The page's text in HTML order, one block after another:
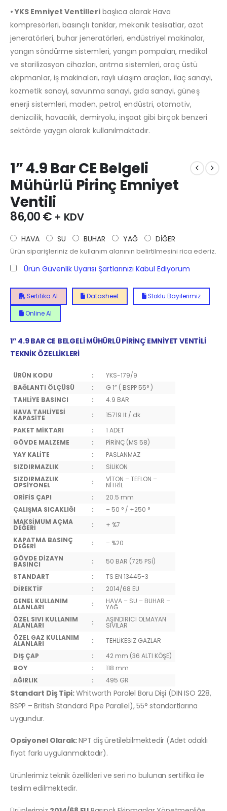
• YKS Emniyet Ventilleribaşlıca olarak Hava
kompresörleri, basınçlı tanklar, mekanik tesisatlar, azot
jeneratörleri, buhar jeneratörleri, endüstriyel makinalar,
yangın söndürme sistemleri, yangın pompaları, medikal
ve starilizasyon cihazları, arıtma sistemleri, araç üstü
ekipmanlar, iş makinaları, raylı ulaşım araçları, ilaç sanayi,
kozmetik sanayi, savunma sanayi, gıda sanayi, güneş
enerji sistemleri, maden, petrol, endüstri, otomotiv,
denizcilik, havacılık, demiryolu, inşaat gibi birçok benzeri
sektörde yaygın olarak kullanılmaktadır.
1” 4.9 Bar CE Belgeli
Mühürlü Pirinç Emniyet
Ventili
86,00€ + KDV
HAVA SU BUHAR YAĞ DİĞER
Ürün siparişleriniz de kullanım alanının belirtilmesini rica ederiz.
Ürün Güvenlik Uyarısı Şartlarınızı Kabul Ediyorum
Sertifika Al Datasheet Stoklu Bayilerimiz
Online Al
1” 4.9 BAR CE BELGELİ MÜHÜRLÜ PİRİNÇ EMNİYET VENTİLİ
TEKNİK ÖZELLİKLERİ
ÜRÜN KODU :
YKS-179/9
BAĞLANTI ÖLÇÜSÜ
:
G 1” ( BSPP 55° )
TAHLİYE BASINCI
:
4.9 BAR
HAVA TAHLİYESİ
KAPASİTE :
15719 lt / dk
PAKET MİKTARI
:
1 ADET
GÖVDE MALZEME
:
PİRİNÇ (MS 58)
YAY KALİTE
:
PASLANMAZ
SIZDIRMAZLIK
:
SİLİKON
SIZDIRMAZLIK
OPSİYONEL : VİTON – TEFLON –
NİTRİL
ORİFİS ÇAPI
:
20.5 mm
ÇALIŞMA SICAKLIĞI
:
– 50 ° / +250 °
MAKSİMUM AÇMA
DEĞERİ :
+ %7
KAPATMA BASINÇ
DEĞERİ :
– %20
GÖVDE DİZAYN
BASINCI :
50 BAR (725 PSİ)
STANDART
:
TS EN 13445-3
DİREKTİF
:
2014/68 EU
GENEL KULLANIM
ALANLARI : HAVA – SU – BUHAR –
YAĞ
ÖZEL SIVI KULLANIM
ALANLARI : AŞINDIRICI OLMAYAN
SIVILAR
ÖZEL GAZ KULLANIM
ALANLARI :
TEHLİKESİZ GAZLAR
DIŞ ÇAP
:
42 mm (36 ALTI KÖŞE)
BOY
:
118 mm
AĞIRLIK
: 495 GR
Standart Diş Tipi:Whitworth Paralel Boru Dişi (DIN ISO 228,
BSPP – British Standard Pipe Parallel), 55° standartlarına
uygundur.
Opsiyonel Olarak:NPT diş üretilebilmektedir (Adet odaklı
fiyat farkı uygulanmaktadır).
Ürünlerimiz teknik özellikleri ve seri no bulunan sertifika ile
teslim edilmektedir.